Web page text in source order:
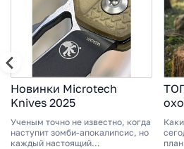
Новинки Microtech
Knives 2025
Ученым точно не известно, когда
наступит зомби-апокалипсис, но
каждый настоящий...